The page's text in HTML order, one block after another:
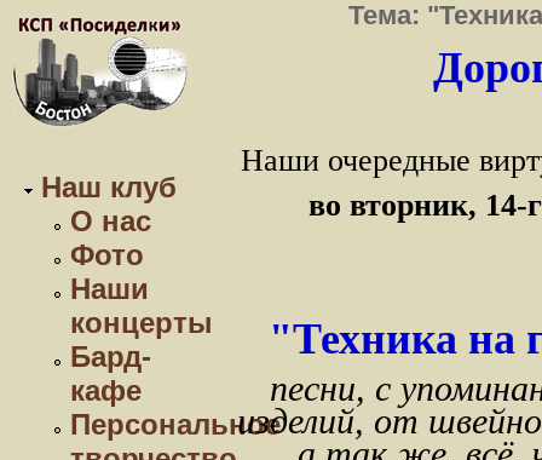
Наш клуб
О нас
Фото
Наши
концерты
Бард-
кафе
Персональное
Тема:
Наши очередные
во вторник, 14-
"Техника на
песни, с
изделий, от